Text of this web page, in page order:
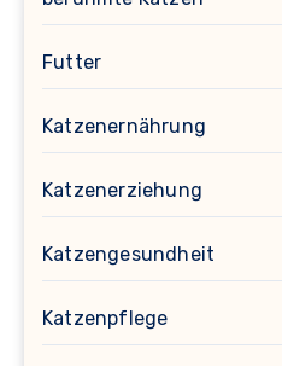
Futter
Katzenernährung
Katzenerziehung
Katzengesundheit
Katzenpflege